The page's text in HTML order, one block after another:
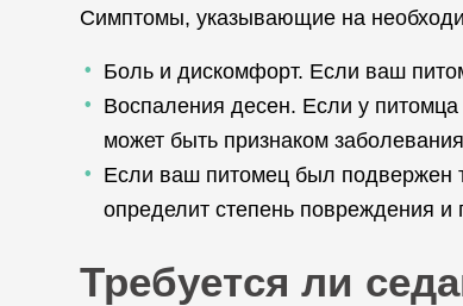
Симптомы, указывающие на
Боль и дискомфорт. Если ваш
Воспаления десен. Если у
может быть признаком
Если ваш питомец был подвержен
определит степень повреждения и
Требуется ли